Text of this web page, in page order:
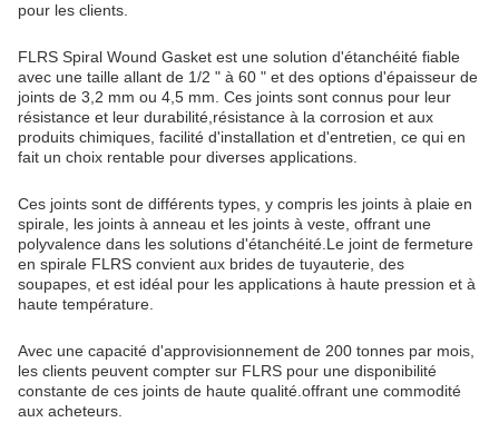
pour les clients.
FLRS Spiral Wound Gasket est une solution d'étanchéité fiable
avec une taille allant de 1/2 " à 60 " et des options d'épaisseur de
joints de 3,2 mm ou 4,5 mm. Ces joints sont connus pour leur
résistance et leur durabilité,résistance à la corrosion et aux
produits chimiques, facilité d'installation et d'entretien, ce qui en
fait un choix rentable pour diverses applications.
Ces joints sont de différents types, y compris les joints à plaie en
spirale, les joints à anneau et les joints à veste, offrant une
polyvalence dans les solutions d'étanchéité.Le joint de fermeture
en spirale FLRS convient aux brides de tuyauterie, des
soupapes, et est idéal pour les applications à haute pression et à
haute température.
Avec une capacité d'approvisionnement de 200 tonnes par mois,
les clients peuvent compter sur FLRS pour une disponibilité
constante de ces joints de haute qualité.offrant une commodité
aux acheteurs.